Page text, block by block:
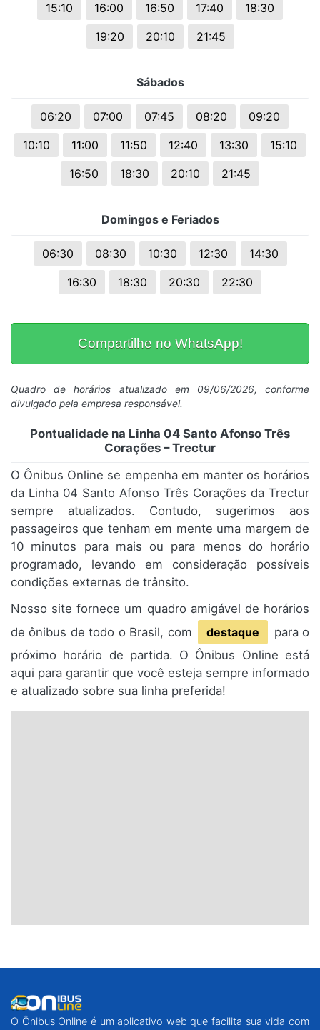
15:10
16:00 16:50 17:40
18:30
19:20
20:10 21:45
Sábados
06:20 07:00 07:45 08:20
09:20
10:10
11:00 11:50 12:40 13:30
15:10
16:50
18:30 20:10 21:45
Domingos e Feriados
06:30 08:30 10:30 12:30
14:30
16:30
18:30 20:30 22:30
Compartilhe no WhatsApp!
Quadro de horários atualizado em 09/06/2026, conforme
divulgado pela empresa responsável.
Pontualidade na Linha 04 Santo Afonso Três
Corações – Trectur
O Ônibus Online se empenha em manter os horários
da Linha 04 Santo Afonso Três Corações da Trectur
sempre atualizados. Contudo, sugerimos aos
passageiros que tenham em mente uma margem de
10 minutos para mais ou para menos do horário
programado, levando em consideração possíveis
condições externas de trânsito.
Nosso site fornece um quadro amigável de horários
de ônibus de todo o Brasil, com
destaque
para o
próximo horário de partida. O Ônibus Online está
aqui para garantir que você esteja sempre informado
e atualizado sobre sua linha preferida!
O Ônibus Online é um aplicativo web que facilita sua vida com